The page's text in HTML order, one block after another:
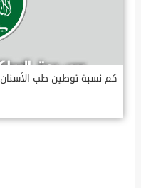
كم نسبة توطين طب الأسنان